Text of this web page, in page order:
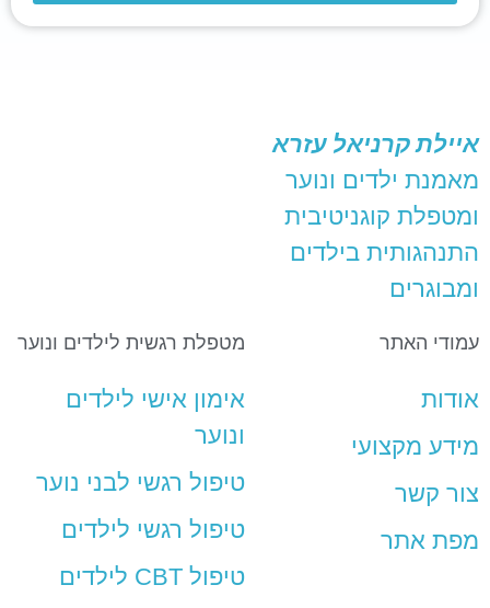
איילת קרניאל עזרא
מאמנת ילדים ונוער
ומטפלת קוגניטיבית
התנהגותית בילדים
ומבוגרים
עמודי האתר
אודות
מידע מקצועי
צור קשר
מפת אתר
מטפלת רגשית לילדים ונוער
אימון אישי לילדים
ונוער
טיפול רגשי לבני נוער
טיפול רגשי לילדים
טיפול CBT לילדים